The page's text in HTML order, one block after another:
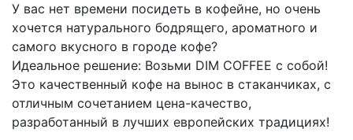
У вас нет времени посидеть в кофейне, но очень
хочется натурального бодрящего, ароматного и
самого вкусного в городе кофе?
Идеальное решение: Возьми DIM COFFEE с собой!
Это качественный кофе на вынос в стаканчиках, с
отличным сочетанием цена-качество,
разработанный в лучших европейских традициях!